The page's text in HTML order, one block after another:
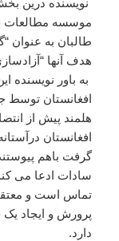
نویسنده درین
موسسه مطالعات
طالبان به عنوان
هدف آنها
به باور نویسنده
افغانستان توسط
هلمند پیش از
افغانستان
گرفت باهم
سادات ادعا می
تماس است و
پرورش و ایجاد
دارد.